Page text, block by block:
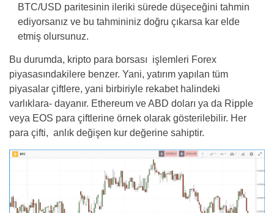
BTC/USD paritesinin ileriki sürede düşeceğini tahmin
ediyorsanız ve bu tahmininiz doğru çıkarsa kar elde
etmiş olursunuz.
Bu durumda, kripto para borsası işlemleri Forex
piyasasındakilere benzer. Yani, yatırım yapılan tüm
piyasalar çiftlere, yani birbiriyle rekabet halindeki
varlıklara- dayanır. Ethereum ve ABD doları ya da Ripple
veya EOS para çiftlerine örnek olarak gösterilebilir. Her
para çifti, anlık değişen kur değerine sahiptir.